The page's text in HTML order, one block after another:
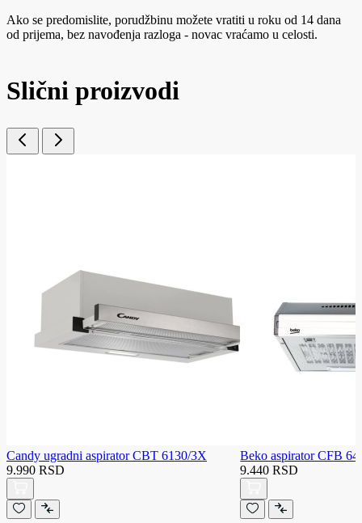
Ako se predomislite, porudžbinu možete vratiti u roku od 14 dana
od prijema, bez navođenja razloga - novac vraćamo u celosti.
Slični proizvodi
Candy ugradni aspirator CBT 6130/3X
9.990 RSD
Beko aspirator CFB
9.440 RSD